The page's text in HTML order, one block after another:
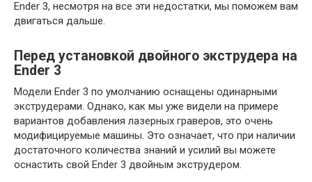
Ender 3, несмотря на все эти недостатки, мы поможем вам
двигаться дальше.
Перед установкой двойного экструдера на
Ender 3
Модели Ender 3 по умолчанию оснащены одинарными
экструдерами. Однако, как мы уже видели на примере
вариантов добавления лазерных граверов, это очень
модифицируемые машины. Это означает, что при наличии
достаточного количества знаний и усилий вы можете
оснастить свой Ender 3 двойным экструдером.